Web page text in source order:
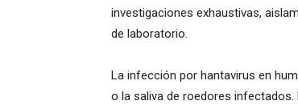
investigaciones exhaustivas,
de laboratorio.
La infección por hantavirus en
o la saliva de roedores infectados.